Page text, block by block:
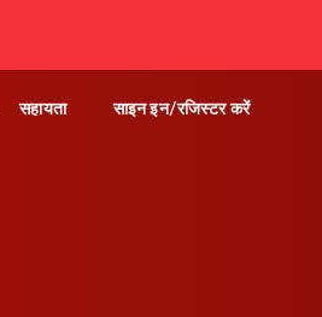
सहायता साइन इन/रजिस्टर करें